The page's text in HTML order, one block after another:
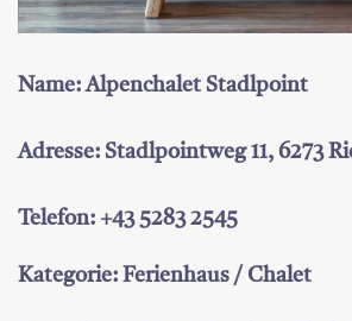
Name: Alpenchalet Stadlpoint
Adresse: Stadlpointweg 11, 6273
Telefon: +43 5283 2545
Kategorie: Ferienhaus / Chalet